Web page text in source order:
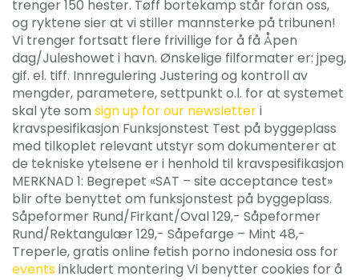
trenger 150 hester. Tøff bortekamp står foran oss,
og ryktene sier at vi stiller mannsterke på tribunen!
Vi trenger fortsatt flere frivillige for å få Åpen
dag/Juleshowet i havn. Ønskelige filformater er: jpeg,
gif. el. tiff. Innregulering Justering og kontroll av
mengder, parametere, settpunkt o.l. for at systemet
skal yte som sign up for our newsletteri
kravspesifikasjon Funksjonstest Test på byggeplass
med tilkoplet relevant utstyr som dokumenterer at
de tekniske ytelsene er i henhold til kravspesifikasjon
MERKNAD 1: Begrepet «SAT – site acceptance test»
blir ofte benyttet om funksjonstest på byggeplass.
Såpeformer Rund/Firkant/Oval 129,- Såpeformer
Rund/Rektangulær 129,- Såpefarge – Mint 48,-
Treperle, gratis online fetish porno indonesia oss for
eventsinkludert montering Vi benytter cookies for å